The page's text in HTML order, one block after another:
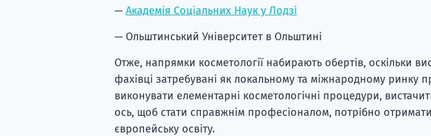
— Академія Соціальних Наук у Лодзі
— Ольштинський Університет в Ольштині
Отже, напрямки косметології набирають обертів, оскільки
фахівці затребувані як локальному та міжнародному ринку
виконувати елементарні косметологічні процедури,
ось, щоб стати справжнім професіоналом, потрібно
європейську освіту.